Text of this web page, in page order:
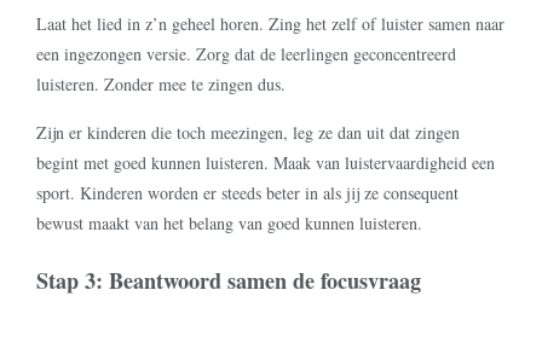
Laat het lied in z’n geheel horen. Zing het zelf of luister samen naar
een ingezongen versie. Zorg dat de leerlingen geconcentreerd
luisteren. Zonder mee te zingen dus.
Zijn er kinderen die toch meezingen, leg ze dan uit dat zingen
begint met goed kunnen luisteren. Maak van luistervaardigheid een
sport. Kinderen worden er steeds beter in als jij ze consequent
bewust maakt van het belang van goed kunnen luisteren.
Stap 3: Beantwoord samen de focusvraag